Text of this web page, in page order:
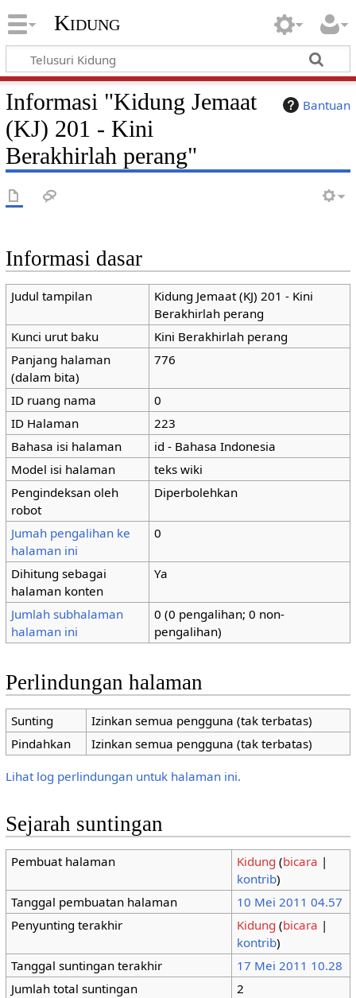
Kidung
Bantuan
Informasi "Kidung Jemaat
(KJ) 201 - Kini
Berakhirlah perang"
Informasi dasar
Judul tampilan
Kidung Jemaat (KJ) 201 - Kini
Berakhirlah perang
Kunci urut baku
Kini Berakhirlah perang
Panjang halaman
(dalam bita)
776
ID ruang nama
0
ID Halaman
223
Bahasa isi halaman
id - Bahasa Indonesia
Model isi halaman
teks wiki
Pengindeksan oleh
robot
Diperbolehkan
Jumah pengalihan ke
halaman ini
0
Dihitung sebagai
halaman konten
Ya
Jumlah subhalaman
halaman ini
0 (0 pengalihan; 0 non-
pengalihan)
Perlindungan halaman
Sunting
Izinkan semua pengguna (tak terbatas)
Pindahkan
Izinkan semua pengguna (tak terbatas)
Lihat log perlindungan untuk halaman ini.
Sejarah suntingan
Pembuat halaman Kidung (bicara |
kontrib)
Tanggal pembuatan halaman
10 Mei 2011 04.57
Penyunting terakhir
Kidung (bicara |
kontrib)
Tanggal suntingan terakhir
17 Mei 2011 10.28
Jumlah total suntingan
2